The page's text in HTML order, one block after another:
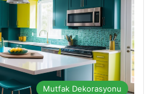
Mutfak Dekorasyonu